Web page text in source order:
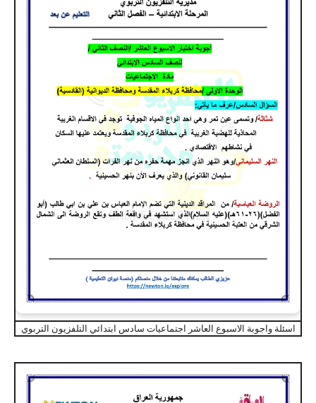
اسئلة واجوبة الاسبوع العاشر اجتماعيات سادس ابتدائي التلفزيون التربوي